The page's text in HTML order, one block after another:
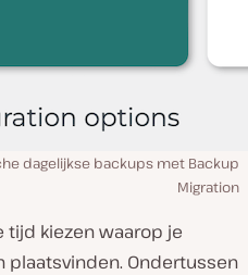
dagelijkse backups met Backup
Migration
tijd kiezen waarop je
Ondertussen